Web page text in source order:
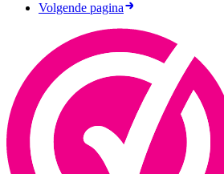
Volgende pagina